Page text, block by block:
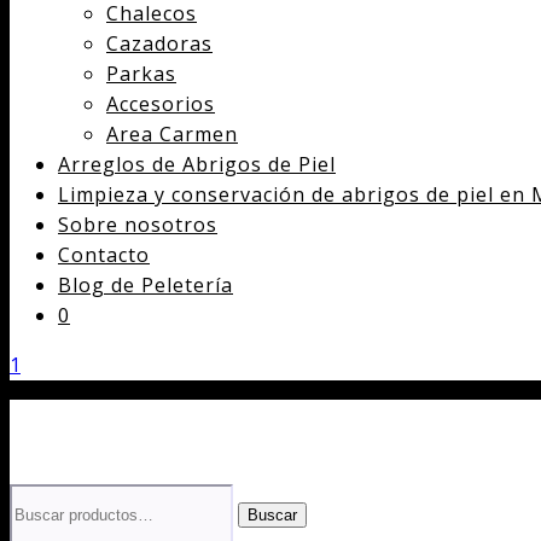
Chalecos
Cazadoras
Parkas
Accesorios
Area Carmen
Arreglos de Abrigos de Piel
Limpieza y conservación de abrigos de piel en
Sobre nosotros
Contacto
Blog de Peletería
0
1
por:
Buscar